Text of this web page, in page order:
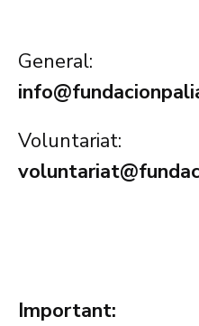
General:
Voluntariat:
Important: